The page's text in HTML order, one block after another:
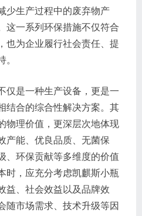
少生产过程中的废弃物产
这一系列环保措施不仅符合
也为企业履行社会责任、提
。
仅是一种生产设备，更是一
结合的综合性解决方案。其
物理价值，更深层次地体现
产能、优良品质、无菌保
、环保贡献等多维度的价值
时，应充分考虑凯麒斯小瓶
益、社会效益以及品牌效
随市场需求、技术升级等因